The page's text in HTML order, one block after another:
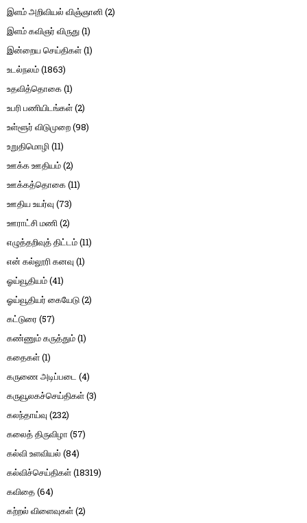
இளம் அறிவியல் விஞ்ஞானி(2)
இளம் கவிஞர் விருது(1)
இன்றைய செய்திகள்(1)
உடல்நலம்(1863)
உதவித்தொகை(1)
உபரி பணியிடங்கள்(2)
உள்ளூர் விடுமுறை(98)
உறுதிமொழி(11)
ஊக்க ஊதியம்(2)
ஊக்கத்தொகை(11)
ஊதிய உயர்வு (73)
ஊராட்சி மணி(2)
எழுத்தறிவுத் திட்டம்(11)
என் கல்லூரி கனவு (1)
ஓய்வூதியம்(41)
ஓய்வூதியர் கையேடு(2)
கட்டுரை (57)
கண்ணும் கருத்தும்(1)
கதைகள்(1)
கருணை அடிப்படை (4)
கருவூலகச்செய்திகள்(3)
கலந்தாய்வு (232)
கலைத் திருவிழா (57)
கல்வி உளவியல் (84)
கல்விச்செய்திகள்(18319)
கவிதை(64)
கற்றல் விளைவுகள்(2)